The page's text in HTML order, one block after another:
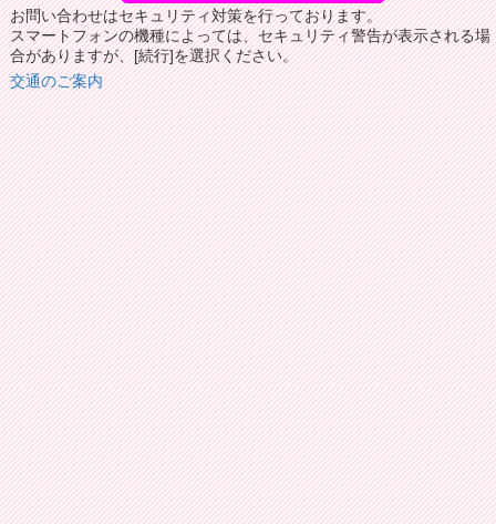
お問い合わせはセキュリティ対策を行っております。
スマートフォンの機種によっては、セキュリティ警告が表示される場
合がありますが、[続行]を選択ください。
交通のご案内